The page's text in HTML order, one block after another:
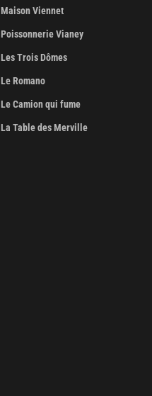
Maison Viennet
Poissonnerie Vianey
Les Trois Dômes
Le Romano
Le Camion qui fume
La Table des Merville